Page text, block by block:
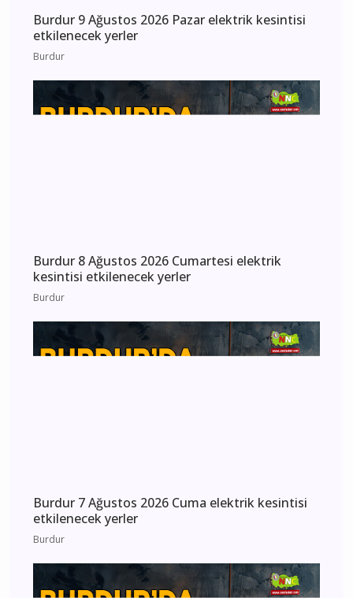
Burdur 9 Ağustos 2026 Pazar elektrik kesintisi
etkilenecek yerler
Burdur
Burdur 8 Ağustos 2026 Cumartesi elektrik
kesintisi etkilenecek yerler
Burdur
Burdur 7 Ağustos 2026 Cuma elektrik kesintisi
etkilenecek yerler
Burdur